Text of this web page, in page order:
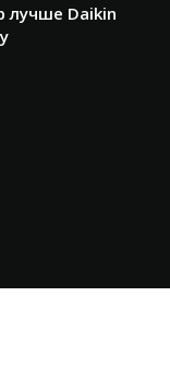
лучше Daikin